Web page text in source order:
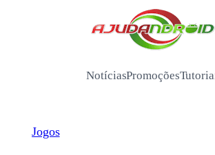
NotíciasPromoções
Jogos